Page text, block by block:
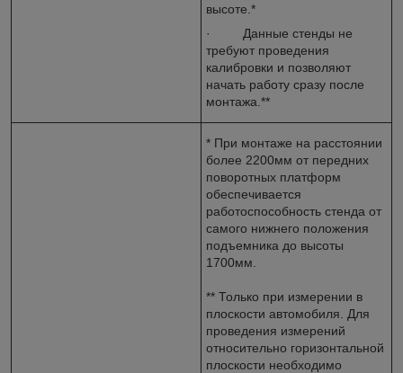
высоте.*
· Данные стенды не
требуют проведения
калибровки и позволяют
начать работу сразу после
монтажа.**
* При монтаже на расстоянии
более 2200мм от передних
поворотных платформ
обеспечивается
работоспособность стенда от
самого нижнего положения
подъемника до высоты
1700мм.
** Только при измерении в
плоскости автомобиля. Для
проведения измерений
относительно горизонтальной
плоскости необходимо